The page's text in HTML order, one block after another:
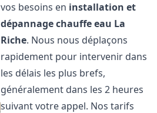
vos besoins en installation et
dépannage chauffe eau La
Riche. Nous nous déplaçons
rapidement pour intervenir dans
les délais les plus brefs,
généralement dans les 2 heures
suivant votre appel. Nos tarifs